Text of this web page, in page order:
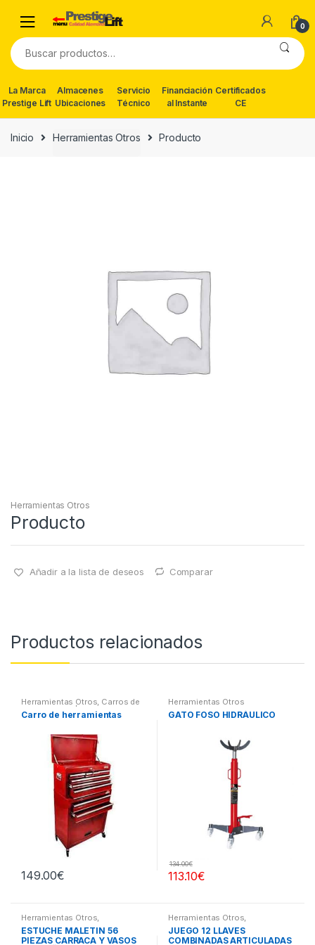
navigation
content
0
Buscar
por:
La Marca
Prestige Lift
Almacenes
Ubicaciones
Servicio
Técnico
Financiación
al Instante
Certificados
CE
Inicio Herramientas Otros Producto
Herramientas Otros
Producto
Añadir a la lista de deseos Comparar
Productos relacionados
Herramientas Otros, Carros de
Herramientas | Bancos
Carro de herramientas
149.00€
Herramientas Otros
GATO FOSO HIDRÁULICO
113.10€
134.00€
Herramientas Otros,
Herramientas De Mano,
Herramientas De Mano,
Maletines Herramientas,
ESTUCHE MALETIN 56
PIEZAS CARRACA Y VASOS
Herramientas Otros,
Herramientas De Mano
Herramientas De Mano
JUEGO 12 LLAVES
COMBINADAS ARTICULADAS